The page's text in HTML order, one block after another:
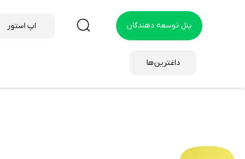
پنل توسعه دهندگان اپ استور
داغترین‌ها